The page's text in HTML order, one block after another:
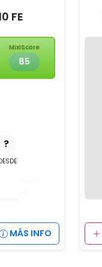
FE
MixiScore
85
?
MÁS INFO